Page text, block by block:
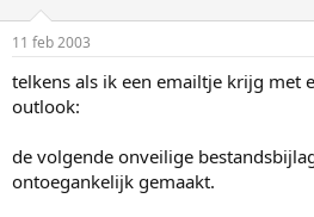
p
s
t
a
r
e
r
m
11 feb 2003
telkens als ik een emailtje krijg met
outlook:
de volgende onveilige
ontoegankelijk gemaakt.